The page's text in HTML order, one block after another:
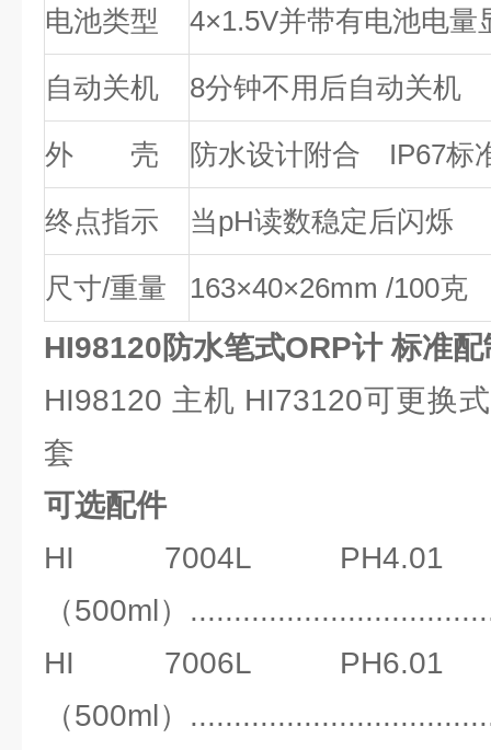
电池类型 4×1.5V并带有电池电量
自动关机 8分钟不用后自动关机
外 壳 防水设计附合 IP67标
终点指示 当pH读数稳定后闪烁
尺寸/重量 163×40×26mm /100克
HI98120防水笔式ORP计 标准配
HI98120 主机 HI73120可更换
套
可选配件
HI 7004L
（500ml）
HI 7006L
（500ml）